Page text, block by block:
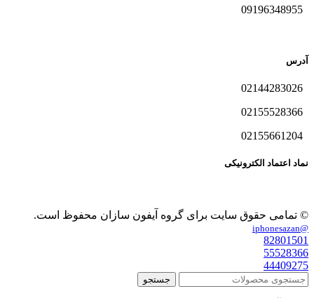
آدرس
نماد اعتماد الکترونیکی
© تمامی حقوق سایت برای گروه آیفون سازان محفوظ است.
@iphonesazan
82801501
55528366
44409275
جستجو